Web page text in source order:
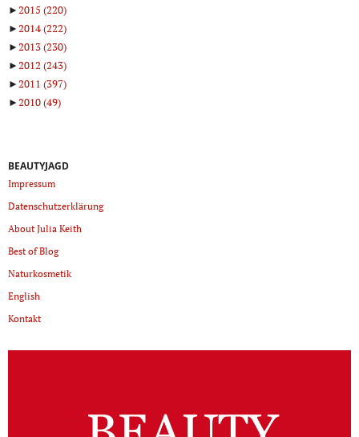
►2015 (220)
►2014(222)
►2013(230)
►2012 (243)
►2011 (397)
►2010(49)
BEAUTYJAGD
Impressum
Datenschutzerklärung
About Julia Keith
Best of Blog
Naturkosmetik
English
Kontakt